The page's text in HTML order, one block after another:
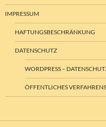
IMPRESSUM
HAFTUNGSBESCHRÄNKUNG
DATENSCHUTZ
WORDPRESS –
ÖFFENTLICHES